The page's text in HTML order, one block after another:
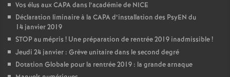
Vos élus aux CAPA dans l’académie de NICE
Déclaration liminaire à la CAPA d’installation des PsyEN du
14 janvier 2019
STOP au mépris ! Une préparation de rentrée 2019 inadmissible!
Jeudi 24 janvier : Grève unitaire dans le second degré
Dotation Globale pour la rentrée 2019 : la grande arnaque